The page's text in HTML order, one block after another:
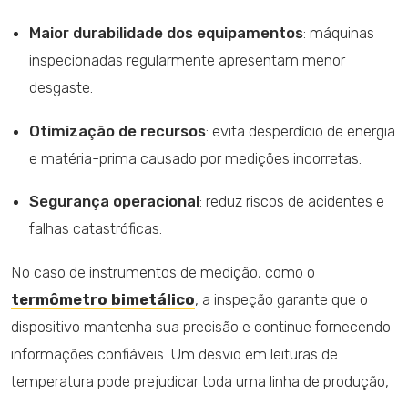
Maior durabilidade dos equipamentos: máquinas
inspecionadas regularmente apresentam menor
desgaste.
Otimização de recursos: evita desperdício de energia
e matéria-prima causado por medições incorretas.
Segurança operacional: reduz riscos de acidentes e
falhas catastróficas.
No caso de instrumentos de medição, como o
termômetro bimetálico, a inspeção garante que o
dispositivo mantenha sua precisão e continue fornecendo
informações confiáveis. Um desvio em leituras de
temperatura pode prejudicar toda uma linha de produção,